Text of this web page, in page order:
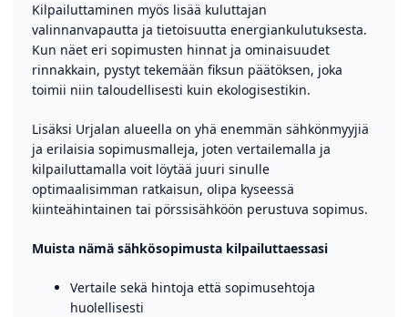
Kilpailuttaminen myös lisää kuluttajan
valinnanvapautta ja tietoisuutta energiankulutuksesta.
Kun näet eri sopimusten hinnat ja ominaisuudet
rinnakkain, pystyt tekemään fiksun päätöksen, joka
toimii niin taloudellisesti kuin ekologisestikin.
Lisäksi Urjalan alueella on yhä enemmän sähkönmyyjiä
ja erilaisia sopimusmalleja, joten vertailemalla ja
kilpailuttamalla voit löytää juuri sinulle
optimaalisimman ratkaisun, olipa kyseessä
kiinteähintainen tai pörssisähköön perustuva sopimus.
Muista nämä sähkösopimusta kilpailuttaessasi
Vertaile sekä hintoja että sopimusehtoja
huolellisesti